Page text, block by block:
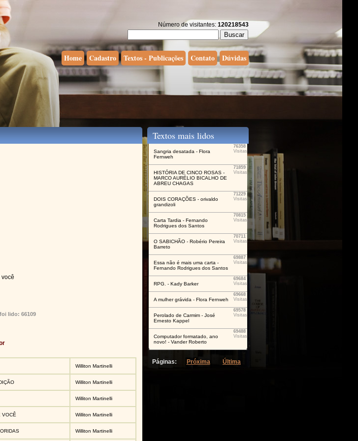
Número de visitantes: 120218543
Home Cadastro Textos - Publicações Contato Dúvidas
você
lido: 66109
Williton Martinelli
Williton Martinelli
Williton Martinelli
VOCÊ Williton Martinelli
Williton Martinelli
Textos mais lidos
Sangria desatada - Flora
Fernweh
76358
Visitas
HISTÓRIA DE CINCO ROSAS -
MARCO AURÉLIO BICALHO DE
ABREU CHAGAS
71859
Visitas
DOIS CORAÇÕES - orivaldo
grandizoli
71229
Visitas
Carta Tardia - Fernando
Rodrigues dos Santos
70815
Visitas
O SABICHÃO - Robério Pereira
Barreto
70711
Visitas
Essa não é mais uma carta -
Fernando Rodrigues dos Santos
69887
Visitas
RPG. - Kady Barker
69684
Visitas
A mulher grávida - Flora Fernweh
69668
Visitas
Perolado de Carmim - José
Ernesto Kappel
69578
Visitas
Computador formatado, ano
novo! - Vander Roberto
69488
Visitas
Páginas: Próxima Última